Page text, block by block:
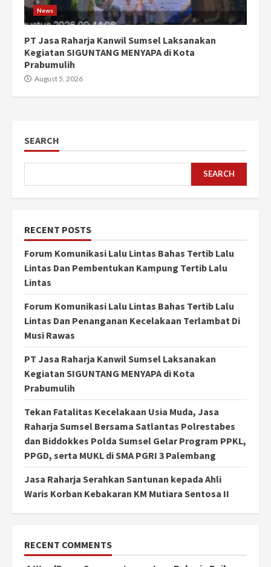
News
PT Jasa Raharja Kanwil Sumsel Laksanakan
Kegiatan SIGUNTANG MENYAPA di Kota
Prabumulih
August 5, 2026
SEARCH
SEARCH
RECENT POSTS
Forum Komunikasi Lalu Lintas Bahas Tertib Lalu
Lintas Dan Pembentukan Kampung Tertib Lalu
Lintas
Forum Komunikasi Lalu Lintas Bahas Tertib Lalu
Lintas Dan Penanganan Kecelakaan Terlambat Di
Musi Rawas
PT Jasa Raharja Kanwil Sumsel Laksanakan
Kegiatan SIGUNTANG MENYAPA di Kota
Prabumulih
Tekan Fatalitas Kecelakaan Usia Muda, Jasa
Raharja Sumsel Bersama Satlantas Polrestabes
dan Biddokkes Polda Sumsel Gelar Program PPKL,
PPGD, serta MUKL di SMA PGRI 3 Palembang
Jasa Raharja Serahkan Santunan kepada Ahli
Waris Korban Kebakaran KM Mutiara Sentosa II
RECENT COMMENTS